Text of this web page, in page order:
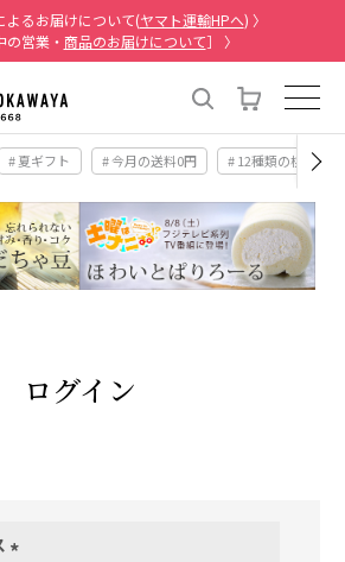
よるお届けについて(ヤマト運輸HPへ) 〉
の営業・ 商品のお届けについて］ 〉
# 夏ギフト # 今月の送料0円 # 12種類の桃
ログイン